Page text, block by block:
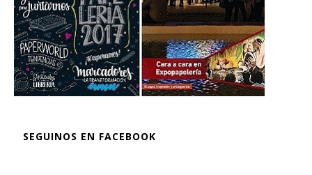
SEGUINOS EN FACEBOOK